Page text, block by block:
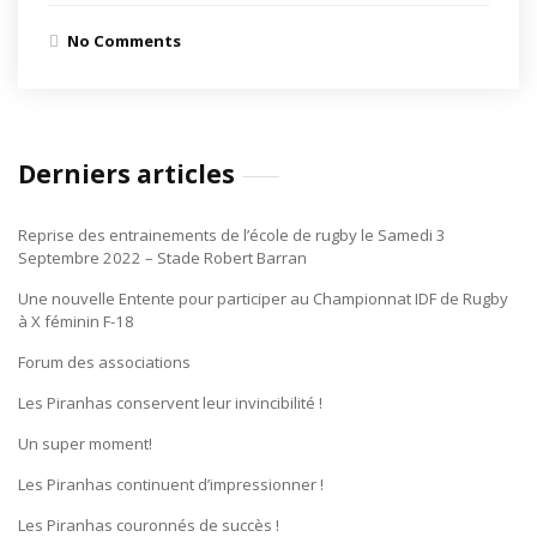
No Comments
Derniers articles
Reprise des entrainements de l’école de rugby le Samedi 3
Septembre 2022 – Stade Robert Barran
Une nouvelle Entente pour participer au Championnat IDF de Rugby
à X féminin F-18
Forum des associations
Les Piranhas conservent leur invincibilité !
Un super moment!
Les Piranhas continuent d’impressionner !
Les Piranhas couronnés de succès !